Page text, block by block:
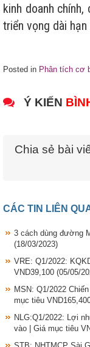
kinh doanh
triển vọng dài hạn
Posted in Phân tích cơ
Ý KIẾN
Chia sẻ bài
CÁC TIN LIÊN
3 cách dùng đường
(18/03/2023)
VRE: Q1/2022:
VND39,100 (05/05/
MSN: Q1/2022
mục tiêu
NLG:Q1/2022: Lợi
vào | Giá mục tiêu